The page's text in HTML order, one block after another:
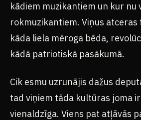
kādiem muzikantiem un kur nu
rokmuzikantiem. Viņus
kāda liela mēroga bēda,
kādā patriotiskā pasākumā.
Cik esmu uzrunājis dažus
tad viņiem tāda kultūras joma
vienaldzīga. Viens pat atļāvās